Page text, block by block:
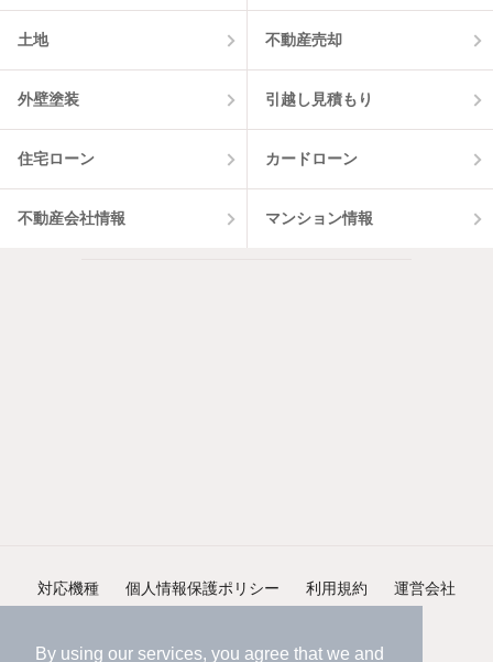
By using our services, you agree that we and
土地 不動産売却
外壁塗装 引越し見積もり
住宅ローン カードローン
不動産会社情報 マンション情報
対応機種 個人情報保護ポリシー 利用規約 運営会社